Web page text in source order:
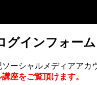
インフォーム
ーシャルメディアア
座をご覧頂けます。